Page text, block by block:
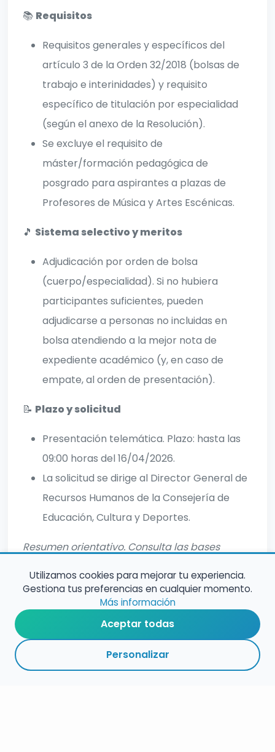
📚 Requisitos
Requisitos generales y específicos del
artículo 3 de la Orden 32/2018 (bolsas de
trabajo e interinidades) y requisito
específico de titulación por especialidad
(según el anexo de la Resolución).
Se excluye el requisito de
máster/formación pedagógica de
posgrado para aspirantes a plazas de
Profesores de Música y Artes Escénicas.
🎵 Sistema selectivo y meritos
Adjudicación por orden de bolsa
(cuerpo/especialidad). Si no hubiera
participantes suficientes, pueden
adjudicarse a personas no incluidas en
bolsa atendiendo a la mejor nota de
expediente académico (y, en caso de
empate, al orden de presentación).
📝 Plazo y solicitud
Presentación telemática. Plazo: hasta las
09:00 horas del 16/04/2026.
La solicitud se dirige al Director General de
Recursos Humanos de la Consejería de
Educación, Cultura y Deportes.
Resumen orientativo. Consulta las bases
RESUMEN PLAZOS ESPECIALIDADES ENLACES SEGUIR
Utilizamos cookies para mejorar tu experiencia.
Gestiona tus preferencias en cualquier momento.
Más información
Aceptar todas
Personalizar